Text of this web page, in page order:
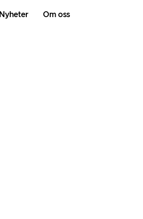
Nyheter Om oss